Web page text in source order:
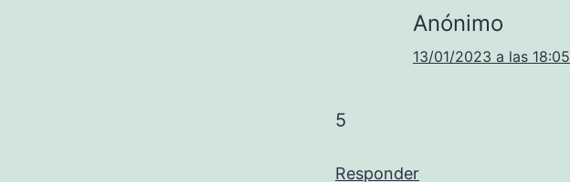
Anónimo
13/01/2023 a las 18:05
5
Responder